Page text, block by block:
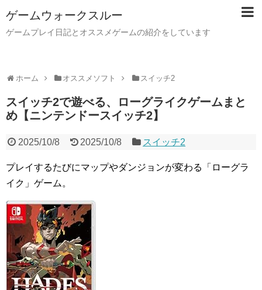
ゲームウォークスルー
ゲームプレイ日記とオススメゲームの紹介をしています
ホーム オススメソフト スイッチ2
スイッチ2で遊べる、ローグライクゲームまと
め【ニンテンドースイッチ2】
2025/10/8 2025/10/8 スイッチ2
プレイするたびにマップやダンジョンが変わる「ローグラ
イク」ゲーム。